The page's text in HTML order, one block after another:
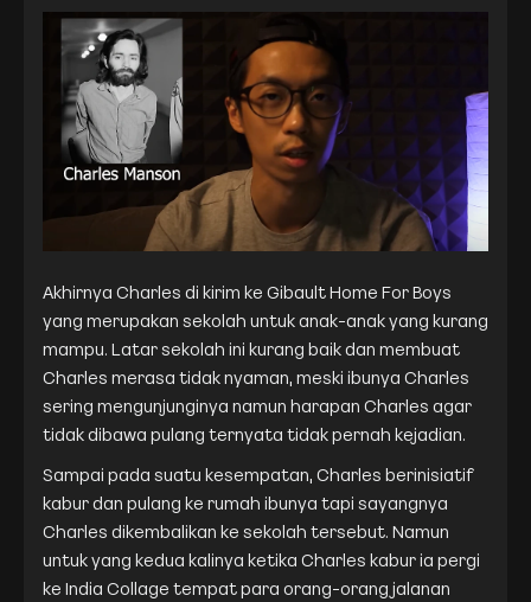
Akhirnya Charles di kirim ke Gibault Home For Boys
yang merupakan sekolah untuk anak-anak yang kurang
mampu. Latar sekolah ini kurang baik dan membuat
Charles merasa tidak nyaman, meski ibunya Charles
sering mengunjunginya namun harapan Charles agar
tidak dibawa pulang ternyata tidak pernah kejadian.
Sampai pada suatu kesempatan, Charles berinisiatif
kabur dan pulang ke rumah ibunya tapi sayangnya
Charles dikembalikan ke sekolah tersebut. Namun
untuk yang kedua kalinya ketika Charles kabur ia pergi
ke India Collage tempat para orang-orang jalanan